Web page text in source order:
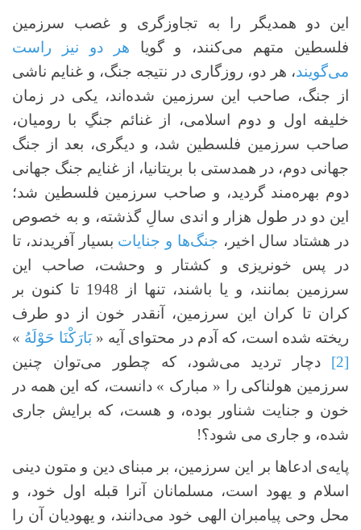
این دو همدیگر را به تجاوزگری و غصب سرزمین
فلسطین متهم می‌کنند، و گویا هر دو نیز راست
می‌گویند، هر دو، روزگاری در نتیجه جنگ، و غنایم ناشی
از جنگ، صاحب این سرزمین شده‌اند، یکی در زمان
خلیفه اول و دوم اسلامی، از غنائم جنگِ با رومیان،
صاحب سرزمین فلسطین شد، و دیگری، بعد از جنگ
جهانی دوم، در همدستی با بریتانیا، از غنایم جنگ جهانی
دوم بهره‌مند گردید، و صاحب سرزمین فلسطین شد؛
این دو در طول هزار و اندی سالِ گذشته، و به خصوص
در هشتاد سال اخیر، جنگ‌ها و جنایات بسیار آفریدند، تا
در پس خونریزی و کشتار و وحشت، صاحب این
سرزمین بمانند، و یا باشند، تنها از 1948 تا کنون بر
کران تا کران این سرزمین، آنقدر خون از دو طرف
ریخته شده است، که آدم در محتوای آیه «بَارَكْنَا حَوْلَهُ »
[2]
دچار تردید می‌شود، که چطور می‌توان چنین
سرزمین هولناکی را « مبارک » دانست، که این همه در
خون و جنایت شناور بوده، و هست، که برایش جاری
شده، و جاری می شود؟!
پایه‌ی ادعاها بر این سرزمین، بر مبنای دین و متون دینی
اسلام و یهود است، مسلمانان آنرا قبله اول خود، و
محل وحی پیامبران الهی خود می‌دانند، و یهودیان آن را